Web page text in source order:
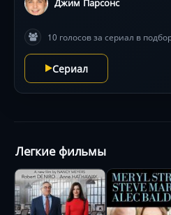
10 голосов за сериал в
Сериал
Легкие фильмы